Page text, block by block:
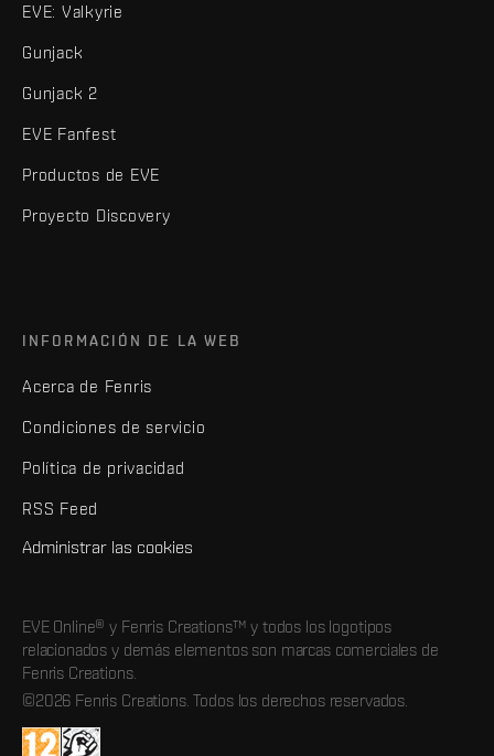
EVE: Valkyrie
Gunjack
Gunjack 2
EVE Fanfest
Productos de EVE
Proyecto Discovery
INFORMACIÓN DE LA WEB
Acerca de Fenris
Condiciones de servicio
Política de privacidad
RSS Feed
Administrar las cookies
EVE Online® y Fenris Creations™ y todos los logotipos
relacionados y demás elementos son marcas comerciales de
Fenris Creations.
©2026 Fenris Creations. Todos los derechos reservados.